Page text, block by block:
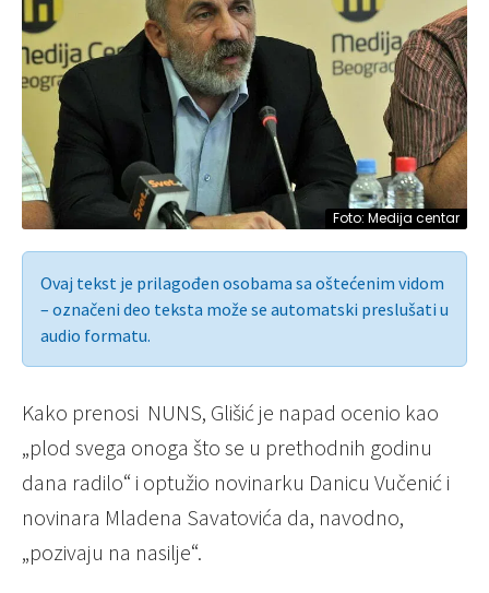
Foto: Medija centar
Ovaj tekst je prilagođen osobama sa oštećenim vidom
– označeni deo teksta može se automatski preslušati u
audio formatu.
Kako prenosi NUNS, Glišić je napad ocenio kao
„plod svega onoga što se u prethodnih godinu
dana radilo“ i optužio novinarku Danicu Vučenić i
novinara Mladena Savatovića da, navodno,
„pozivaju na nasilje“.